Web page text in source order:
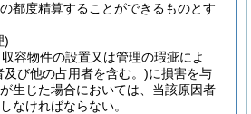
都度精算することができるものとす
)
容物件の設置又は管理の瑕疵によ
及び他の占用者を含む。)に損害を与
生じた場合においては、当該原因者
なければならない。